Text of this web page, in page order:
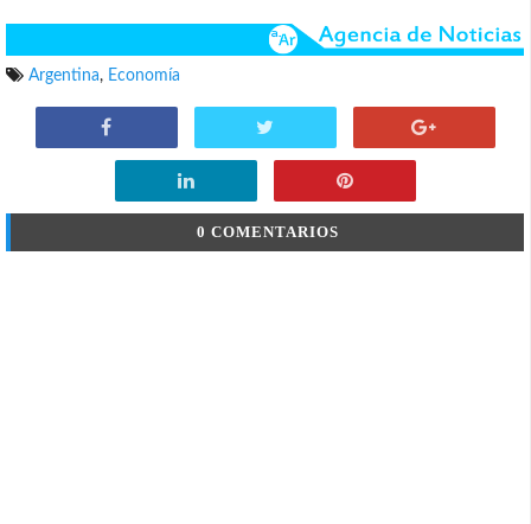
Argentina, Economía
0 COMENTARIOS